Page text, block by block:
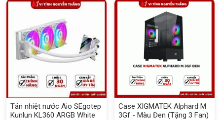
Tản nhiệt nước Aio SEgotep
Kunlun KL360 ARGB White
Case XIGMATEK Alphard M
3Gf - Màu Đen (Tặng 3 Fan)